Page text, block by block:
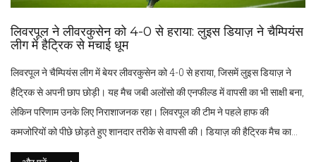
लिवरपूल ने लीवरकुसेन को 4-0 से हराया: लुइस डियाज़ ने चैम्पियंस
लीग में हैट्रिक से मचाई धूम
लिवरपूल ने चैम्पियंस लीग में बेयर लीवरकुसेन को 4-0 से हराया, जिसमें लुइस डियाज़ ने
हैट्रिक से अपनी छाप छोड़ी। यह मैच जबी अलोंसो की एनफील्ड में वापसी का भी साक्षी बना,
लेकिन परिणाम उनके लिए निराशाजनक रहा। लिवरपूल की टीम ने पहले हाफ की
कमजोरियों को पीछे छोड़ते हुए शानदार तरीके से वापसी की। डियाज़ की हैट्रिक मैच का
मुख्य आकर्षण रही।